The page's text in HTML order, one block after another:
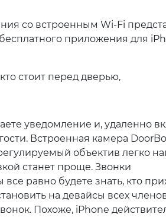
со встроенным Wi-Fi
приложения для
стоит перед дверью,
уведомление и, удаленно
Встроенная камера
объектив легко
станет проще. Звонки
равно будете знать, кто
на девайсы всех
Похоже, iPhone